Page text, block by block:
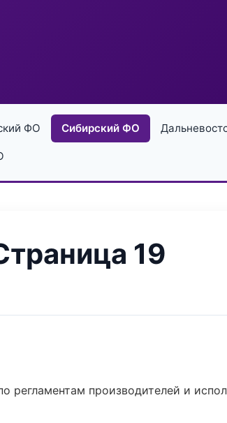
ФО Сибирский ФО
19
регламентам производителей и